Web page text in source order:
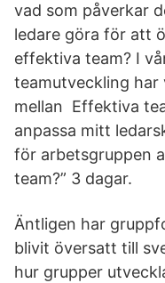
vad som påverkar
ledare göra för att
effektiva team? I
teamutveckling har
mellan Effektiva
anpassa mitt
för arbetsgruppen
team?” 3 dagar.
Äntligen har
blivit översatt till
hur grupper